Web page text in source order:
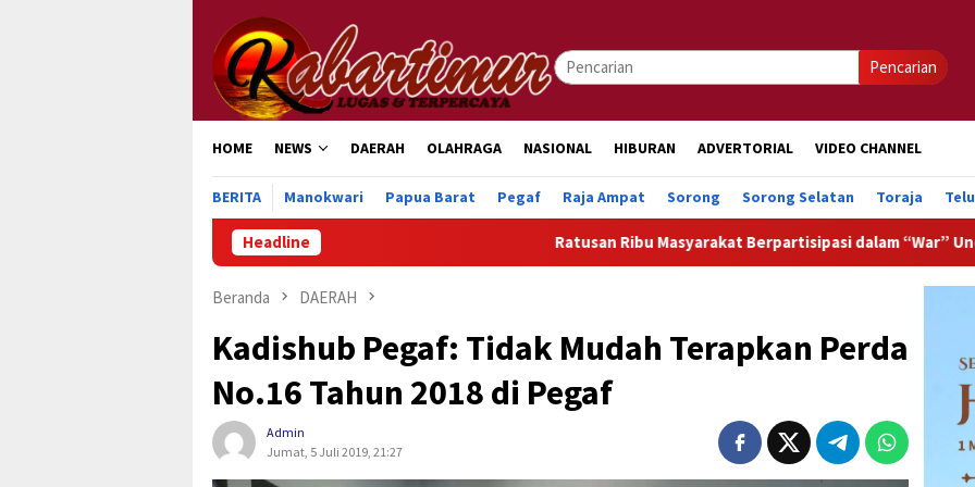
konten
Pencarian
HOME NEWS DAERAH OLAHRAGA NASIONAL HIBURAN ADVERTORIAL VIDEO CHANNEL
BERITA Manokwari Papua Barat Pegaf Raja Ampat Sorong Sorong Selatan Toraja
Headline Ratusan Ribu Masyarakat Berpartisipasi dalam “War” Undangan Upacara
Beranda DAERAH
Kadishub Pegaf: Tidak Mudah Terapkan Perda
No.16 Tahun 2018 di Pegaf
Admin
Jumat, 5 Juli 2019, 21:27